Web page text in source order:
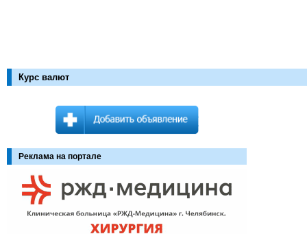
Курс валют
Реклама на портале